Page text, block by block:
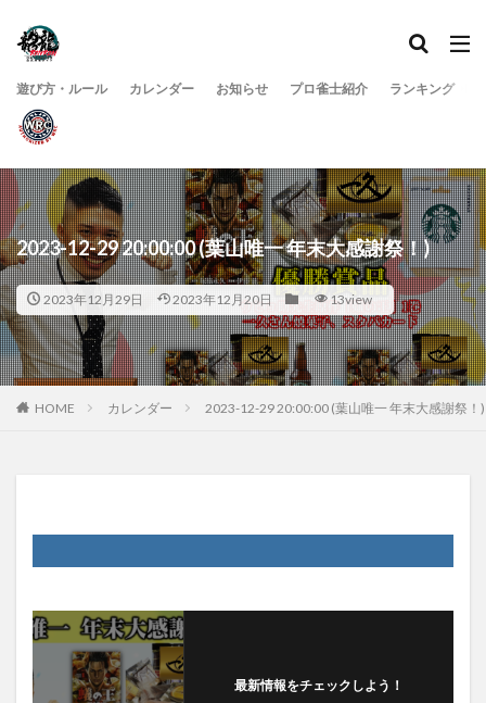
遊び方・ルール カレンダー お知らせ プロ雀士紹介 ランキング
2023-12-29 20:00:00 (葉山唯一 年末大感謝祭！)
2023年12月29日 2023年12月20日 13view
HOME カレンダー 2023-12-29 20:00:00 (葉山唯一 年末大感謝祭！)
最新情報をチェックしよう！